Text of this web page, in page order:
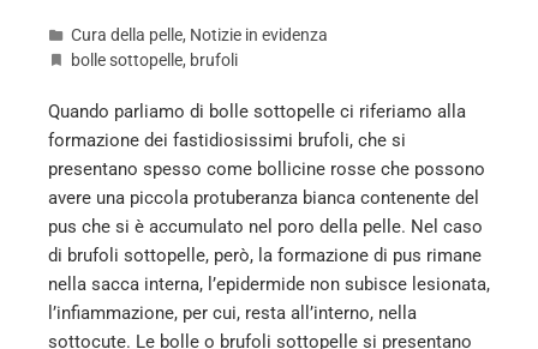
Cura della pelle, Notizie in evidenza
bolle sottopelle, brufoli
Quando parliamo di bolle sottopelle ci riferiamo alla
formazione dei fastidiosissimi brufoli, che si
presentano spesso come bollicine rosse che possono
avere una piccola protuberanza bianca contenente del
pus che si è accumulato nel poro della pelle. Nel caso
di brufoli sottopelle, però, la formazione di pus rimane
nella sacca interna, l’epidermide non subisce lesionata,
l’infiammazione, per cui, resta all’interno, nella
sottocute. Le bolle o brufoli sottopelle si presentano